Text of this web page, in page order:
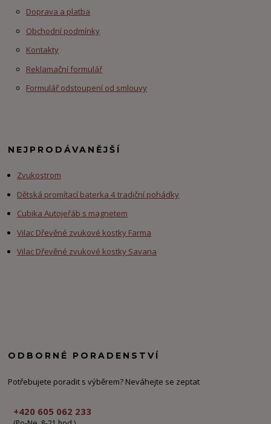
Doprava a platba
Obchodní podmínky
Kontakty
Reklamační formulář
Formulář odstoupení od smlouvy
NEJPRODÁVANĚJŠÍ
Zvukostrom
Dětská promítací baterka 4 tradiční pohádky
Cubika Autojeřáb s magnetem
Vilac Dřevěné zvukové kostky Farma
Vilac Dřevěné zvukové kostky Savana
ODBORNÉ PORADENSTVÍ
Potřebujete poradit s výběrem? Neváhejte se zeptat
+420 605 062 233